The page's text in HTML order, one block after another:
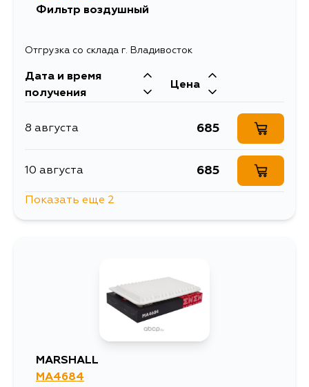
Фильтр воздушный
Отгрузка со склада г. Владивосток
Дата и время
получения
Цена
8 августа 685
10 августа 685
Показать еще 2
MARSHALL
MA4684